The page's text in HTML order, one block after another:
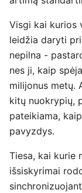
Visgi kai kurios
leidžia daryti
nepilna -
nes ji, kaip
milijonus metų.
kitų nuokrypių,
pateikiama,
pavyzdys.
Tiesa, kai kurie
išsiskyrimai